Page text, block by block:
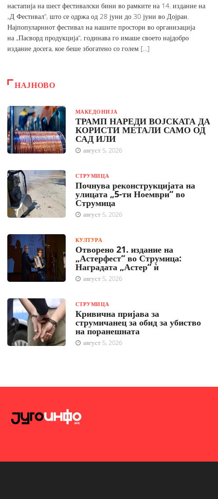
настапија на шест фестивалски бини во рамките на 14. издание на
„Д Фестивал“, што се одржа од 28 јуни до 30 јуни во Дојран.
Најпопуларниот фестивал на нашите простори во организација
на „Пасворд продукција“, годинава го имаше своето најдобро
издание досега, кое беше збогатено со голем […]
НАЈНОВО
МАКЕДОНИЈА
ТРАМП НАРЕДИ ВОЈСКАТА ДА
КОРИСТИ МЕТАЛИ САМО ОД
САД ИЛИ
август 5, 2026
СТРУМИЦА
Почнува реконструкцијата на
улицата „5-ти Ноември“ во
Струмица
август 5, 2026
КУЛТУРА
Отворено 21. издание на
„Астерфест“ во Струмица:
Наградата „Астер“ ѝ
август 5, 2026
СТРУМИЦА
Кривична пријава за
струмичанец за обид за убиство
на поранешната
август 5, 2026